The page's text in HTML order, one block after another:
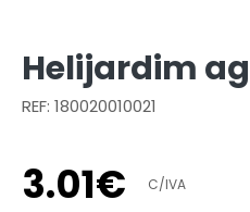
Helijardim
REF: 180020010021
3.01€ C/IVA